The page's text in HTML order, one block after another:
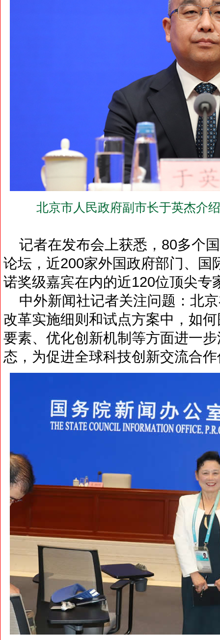
北京市人民政府副市长于英杰介
记者在发布会上获悉，80多个
论坛，近200家外国政府部门、国
诺奖级嘉宾在内的近120位顶尖专
中外新闻社记者关注问题：北
改革实施细则和试点方案中，如
要素、优化创新机制等方面进一
态，为促进全球科技创新交流合